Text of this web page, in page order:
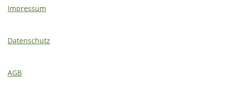
Impressum
Datenschutz
AGB